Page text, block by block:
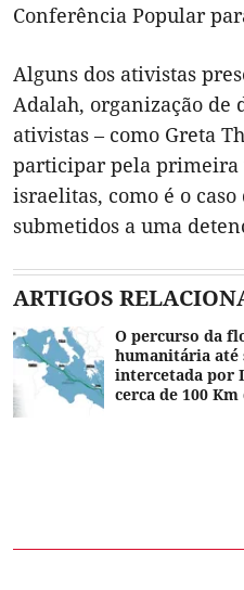
Conferência Popular
Alguns dos ativistas
Adalah, organização de
ativistas – como Greta
participar pela primeira
israelitas, como é o
submetidos a uma
ARTIGOS
O percurso da
humanitária até
intercetada por
cerca de 100 Km